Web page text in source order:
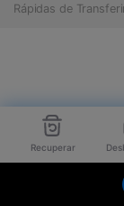
Recuperar
Rápidas de